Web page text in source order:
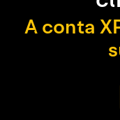
A conta